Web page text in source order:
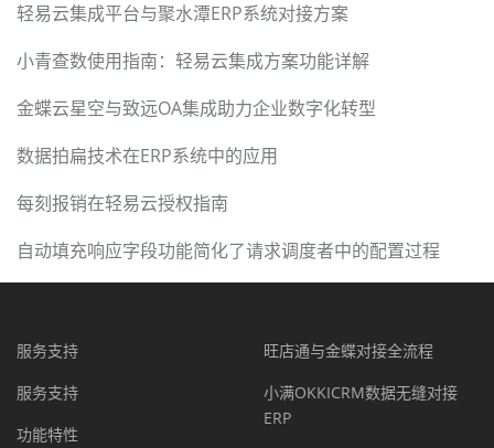
轻易云集成平台与聚水潭ERP系统对接方案
小青查数使用指南：轻易云集成方案功能详解
金蝶云星空与致远OA集成助力企业数字化转型
数据拍扁技术在ERP系统中的应用
每刻报销在轻易云授权指南
自动填充响应字段功能简化了请求调度者中的配置过程
服务支持
服务支持
功能特性
旺店通与金蝶对接全流程
小满OKKICRM数据无缝对接
ERP